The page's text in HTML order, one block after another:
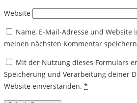
Website
Name, E-Mail-Adresse und Website
meinen nächsten Kommentar
Mit der Nutzung dieses Formulars
Speicherung und Verarbeitung deiner
Website einverstanden. *